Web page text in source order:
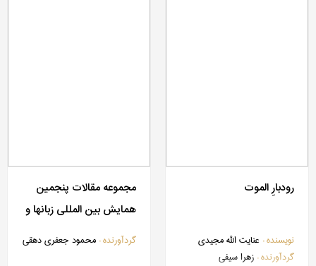
رودبارِ الموت
نویسنده : عنایت الله مجیدی
گردآورنده : زهرا سیفی
مجموعه مقالات پنجمین
همایش بین المللی زبانها و
گویشهای ایرانی (1399)
گردآورنده : محمود جعفری دهقی